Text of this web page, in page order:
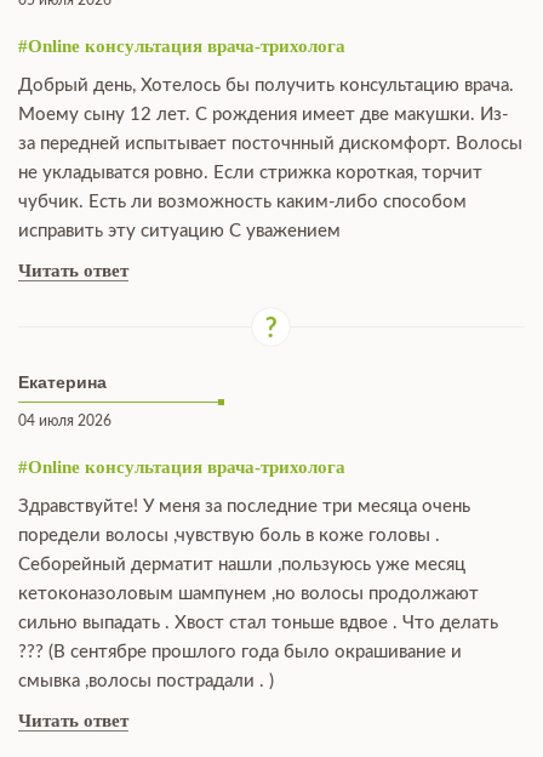
#Online консультация врача-трихолога
Добрый день, Хотелось бы получить консультацию врача.
Моему сыну 12 лет. С рождения имеет две макушки. Из-
за передней испытывает посточнный дискомфорт. Волосы
не укладыватся ровно. Если стрижка короткая, торчит
чубчик. Есть ли возможность каким-либо способом
исправить эту ситуацию С уважением
Читать ответ
Екатерина
04 июля 2026
#Online консультация врача-трихолога
Здравствуйте! У меня за последние три месяца очень
поредели волосы ,чувствую боль в коже головы .
Себорейный дерматит нашли ,пользуюсь уже месяц
кетоконазоловым шампунем ,но волосы продолжают
сильно выпадать . Хвост стал тоньше вдвое . Что делать
??? (В сентябре прошлого года было окрашивание и
смывка ,волосы пострадали . )
Читать ответ